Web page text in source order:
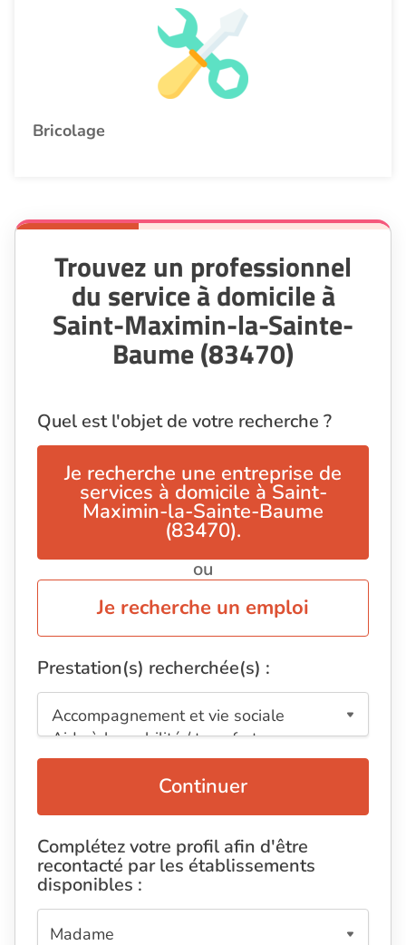
Bricolage
Trouvez un professionnel
du service à domicile à
Saint-Maximin-la-Sainte-
Baume (83470)
Quel est l'objet de votre recherche ?
Je recherche une entreprise de
services à domicile à Saint-
Maximin-la-Sainte-Baume
(83470).
ou
Je recherche un emploi
Prestation(s) recherchée(s) :
Continuer
Complétez votre profil afin d'être
recontacté par les établissements
disponibles :